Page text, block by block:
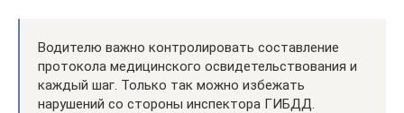
Водителю важно контролировать составление
протокола медицинского освидетельствования и
каждый шаг. Только так можно избежать
нарушений со стороны инспектора ГИБДД.